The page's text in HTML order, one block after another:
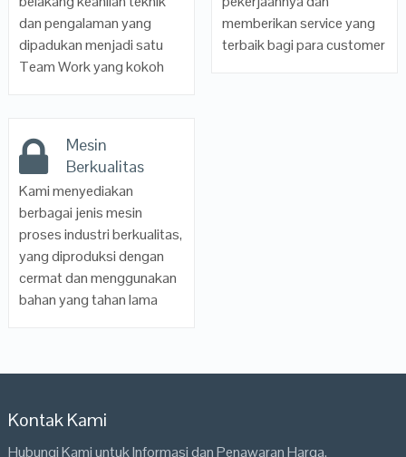
dan pengalaman yang
dipadukan menjadi satu
Team Work yang kokoh
memberikan service yang
terbaik bagi para customer
Mesin
Berkualitas
Kami menyediakan
berbagai jenis mesin
proses industri berkualitas,
yang diproduksi dengan
cermat dan menggunakan
bahan yang tahan lama
Kontak Kami
Hubungi Kami untuk Informasi dan Penawaran Harga.